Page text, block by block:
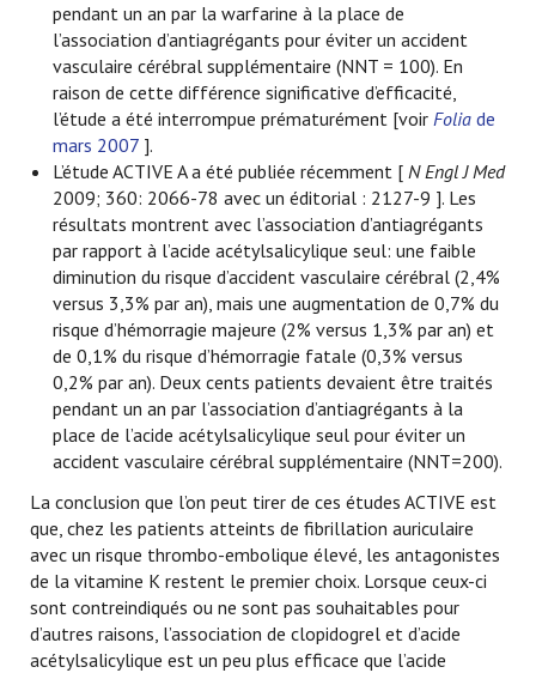
pendant un an par la warfarine à la place de
l’association d’antiagrégants pour éviter un accident
vasculaire cérébral supplémentaire (NNT = 100). En
raison de cette différence significative d’efficacité,
l’étude a été interrompue prématurément [voirFolia de
mars 2007 ].
L’étude ACTIVE A a été publiée récemment [N Engl J Med
2009; 360: 2066-78 avec un éditorial : 2127-9 ]. Les
résultats montrent avec l’association d’antiagrégants
par rapport à l’acide acétylsalicylique seul: une faible
diminution du risque d’accident vasculaire cérébral (2,4%
versus 3,3% par an), mais une augmentation de 0,7% du
risque d’hémorragie majeure (2% versus 1,3% par an) et
de 0,1% du risque d’hémorragie fatale (0,3% versus
0,2% par an). Deux cents patients devaient être traités
pendant un an par l’association d’antiagrégants à la
place de l’acide acétylsalicylique seul pour éviter un
accident vasculaire cérébral supplémentaire (NNT=200).
La conclusion que l’on peut tirer de ces études ACTIVE est
que, chez les patients atteints de fibrillation auriculaire
avec un risque thrombo-embolique élevé, les antagonistes
de la vitamine K restent le premier choix. Lorsque ceux-ci
sont contreindiqués ou ne sont pas souhaitables pour
d’autres raisons, l’association de clopidogrel et d’acide
acétylsalicylique est un peu plus efficace que l’acide